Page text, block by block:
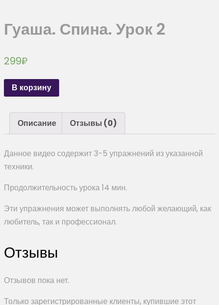
Гуаша. Спина. Урок 2
299₽
В корзину
Описание Отзывы (0)
Данное видео содержит 3-5 упражнений из указанной
техники.
Продолжительность урока 14 мин.
Эти упражнения может выполнять любой желающий, как
любитель, так и профессионал.
Отзывы
Отзывов пока нет.
Только зарегистрированные клиенты, купившие этот